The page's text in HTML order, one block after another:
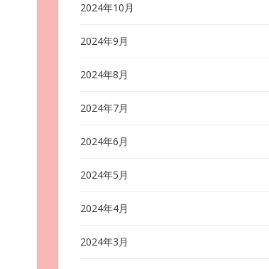
2024年10月
2024年9月
2024年8月
2024年7月
2024年6月
2024年5月
2024年4月
2024年3月